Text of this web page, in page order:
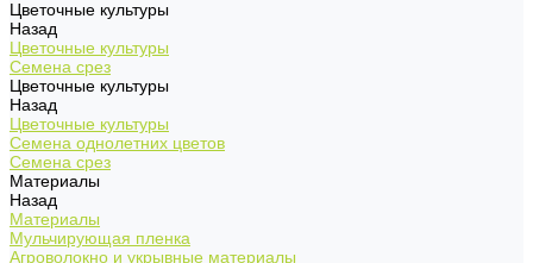
Цветочные культуры
Назад
Цветочные культуры
Семена срез
Цветочные культуры
Назад
Цветочные культуры
Семена однолетних цветов
Семена срез
Материалы
Назад
Материалы
Мульчирующая пленка
Агроволокно и укрывные материалы